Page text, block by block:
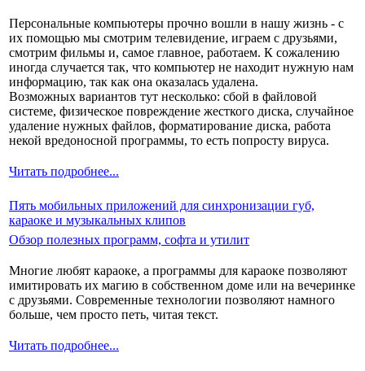
Персональные компьютеры прочно вошли в нашу жизнь - с
их помощью мы смотрим телевидение, играем с друзьями,
смотрим фильмы и, самое главное, работаем. К сожалению
иногда случается так, что компьютер не находит нужную нам
информацию, так как она оказалась удалена.
Возможных вариантов тут несколько: сбой в файловой
системе, физическое повреждение жесткого диска, случайное
удаление нужных файлов, форматирование диска, работа
некой вредоносной программы, то есть попросту вируса.
Читать подробнее...
Пять мобильных приложений для синхронизации губ,
караоке и музыкальных клипов
Обзор полезных программ, софта и утилит
Многие любят караоке, а программы для караоке позволяют
имитировать их магию в собственном доме или на вечеринке
с друзьями. Современные технологии позволяют намного
больше, чем просто петь, читая текст.
Читать подробнее...